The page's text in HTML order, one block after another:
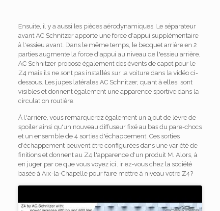
Ensuite, il y a aussi les pièces aérodynamiques. Le séparateur
avant AC Schnitzer apporte une force d'appui supplémentaire
à l'essieu avant. Dans le même temps, le becquet arrière en 2
parties augmente la force d'appui au niveau de l'essieu arrière.
AC Schnitzer propose également des évents de capot pour le
Z4 mais ils ne sont pas installés sur la voiture dans la vidéo ci-
dessous. Les jupes latérales AC Schnitzer, quant à elles, sont
visibles et donnent également une apparence sportive dans la
circulation routière.
À l'arrière, vous remarquerez également un ajout de lèvre de
spoiler ainsi qu'un nouveau diffuseur fixé au bas du pare-chocs
et un ensemble de 4 sorties d'échappement. Ces sorties
d'échappement peuvent être configurées dans une variété de
finitions et donnent au Z4 l'apparence d'un produit M. Alors, à
en juger par ce que vous voyez ici, iriez-vous chez la société
basée à Aix-la-Chapelle pour faire mettre à niveau votre Z4?